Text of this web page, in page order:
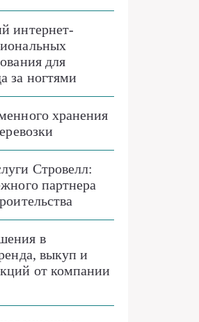
интернет-
для
за ногтями
хранения
Стровелл:
партнера
в
выкуп и
от компании